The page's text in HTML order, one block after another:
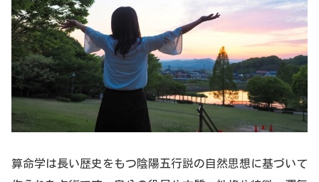
算命学は長い歴史をもつ陰陽五行説の自然思想に基づいて